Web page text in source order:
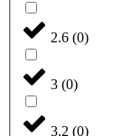
2.6 (0)
3 (0)
3.2 (0)